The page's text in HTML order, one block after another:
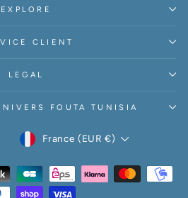
EXPLORE
CLIENT
LEGAL
FOUTA TUNISIA
DEVISE
France (EUR €)